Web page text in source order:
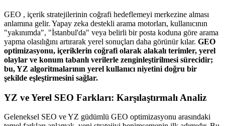
GEO , içerik stratejilerinin coğrafi hedeflemeyi merkezine alması
anlamına gelir. Yapay zeka destekli arama motorları, kullanıcının
"yakınımda", "İstanbul'da" veya belirli bir posta koduna göre arama
yapma olasılığını artırarak yerel sonuçları daha görünür kılar. GEO
optimizasyonu, içeriklerin coğrafi olarak alakalı terimler, yerel
olaylar ve konum tabanlı verilerle zenginleştirilmesi sürecidir;
bu, YZ algoritmalarının yerel kullanıcı niyetini doğru bir
şekilde eşleştirmesini sağlar.
YZ ve Yerel SEO Farkları: Karşılaştırmalı Analiz
Geleneksel SEO ve YZ güdümlü GEO optimizasyonu arasındaki